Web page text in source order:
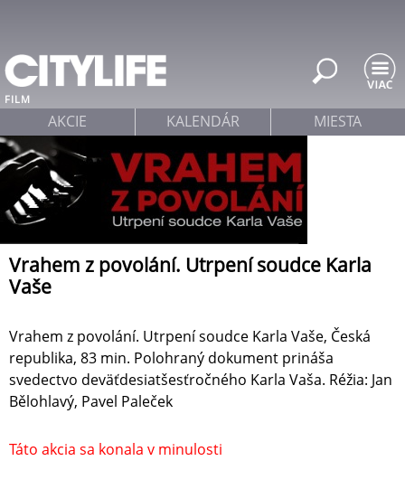
FILM
Vrahem z povolání. Utrpení soudce Karla
Vaše
Vrahem z povolání. Utrpení soudce Karla Vaše, Česká
republika, 83 min. Polohraný dokument prináša
svedectvo deväťdesiatšes­ťročného Karla Vaša. Réžia: Jan
Bělohlavý, Pavel Paleček
Táto akcia sa konala v minulosti
AKCIE KALENDÁR MIESTA